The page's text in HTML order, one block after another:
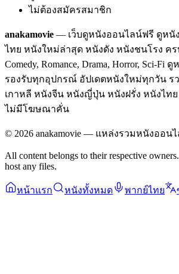
ไม่ต้องสมัครสมาชิก
anakamovie — เว็บดูหนังออนไลน์ฟรี ดูหนั
ไทย หนังใหม่ล่าสุด หนังดัง หนังชนโรง คร
Comedy, Romance, Drama, Horror, Sci-Fi
รองรับทุกอุปกรณ์ อัปเดตหนังใหม่ทุกวัน ร
เกาหลี หนังจีน หนังญี่ปุ่น หนังฝรั่ง หนังไท
ไม่มีโฆษณาคั่น
© 2026 anakamovie — แหล่งรวมหนังออน
All content belongs to their respective
host any files.
หน้าแรก หนังทั้งหมด พากย์ไทย